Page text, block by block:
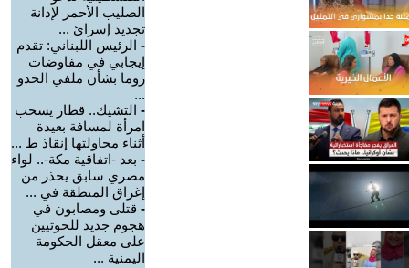
الصليب الأحمر لإدانة
تجديد إسرائ ...
- الرئيس اللبناني: تقدم
إيجابي في مفاوضات
روما بشأن ملفي الحدو
...
- التشيك.. قطار يسحب
امرأة لمسافة بعيدة
أثناء محاولتها إنقاذ ط ...
- بعد -اتفاقية مكة-.. لواء
مصري سابق يحذر من
إغراق المنطقة في ...
- قتلى ومصابون في
هجوم جديد للحوثيين
على معقل الحكومة
اليمنية ...